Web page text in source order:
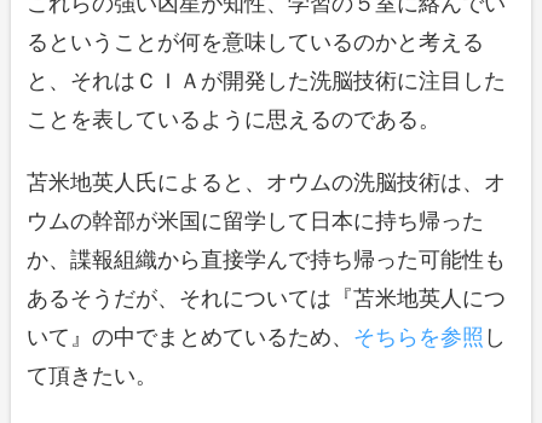
るということが何を意味しているのかと考える
と、それはＣＩＡが開発した洗脳技術に注目した
ことを表しているように思えるのである。
苫米地英人氏によると、オウムの洗脳技術は、オ
ウムの幹部が米国に留学して日本に持ち帰った
か、諜報組織から直接学んで持ち帰った可能性も
あるそうだが、それについては『苫米地英人につ
いて』の中でまとめているため、 そちらを参照 し
て頂きたい。